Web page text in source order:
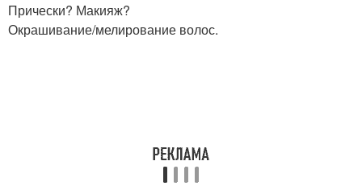
Прически? Макияж?
Окрашивание/мелирование волос.